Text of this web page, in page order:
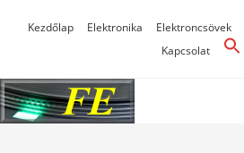
Kezdőlap Elektronika Elektroncsövek
Kapcsolat